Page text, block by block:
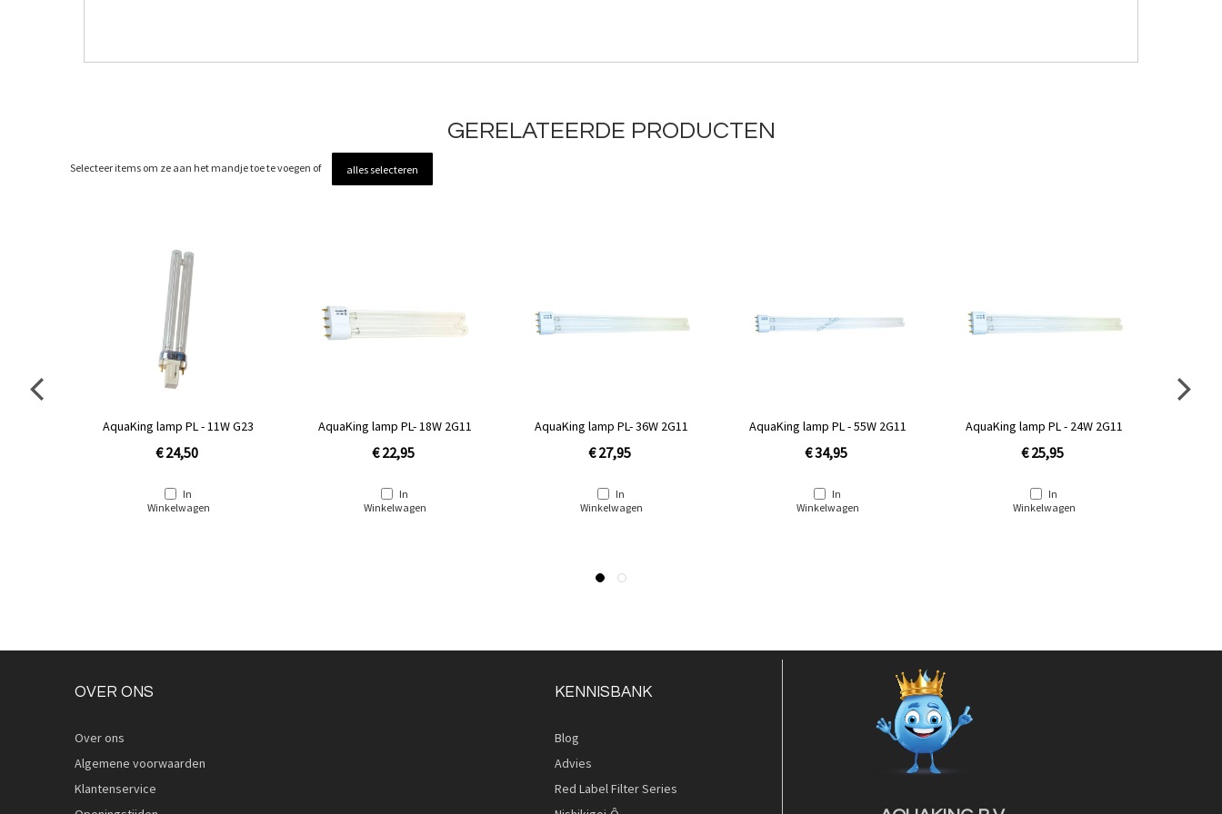
GERELATEERDE PRODUCTEN
Selecteer items om ze aan het mandje toe te voegen of alles selecteren
AquaKing lamp PL - 11W G23
€ 24,50
In
Winkelwagen
AquaKing lamp PL- 18W 2G11
€ 22,95
In
Winkelwagen
AquaKing lamp PL- 36W 2G11
€ 27,95
In
Winkelwagen
AquaKing lamp PL - 55W 2G11
€ 34,95
In
Winkelwagen
AquaKing lamp PL - 24W 2G11
€ 25,95
In
Winkelwagen
OVER ONS
Over ons
Algemene voorwaarden
Klantenservice
KENNISBANK
Blog
Advies
Red Label Filter Series